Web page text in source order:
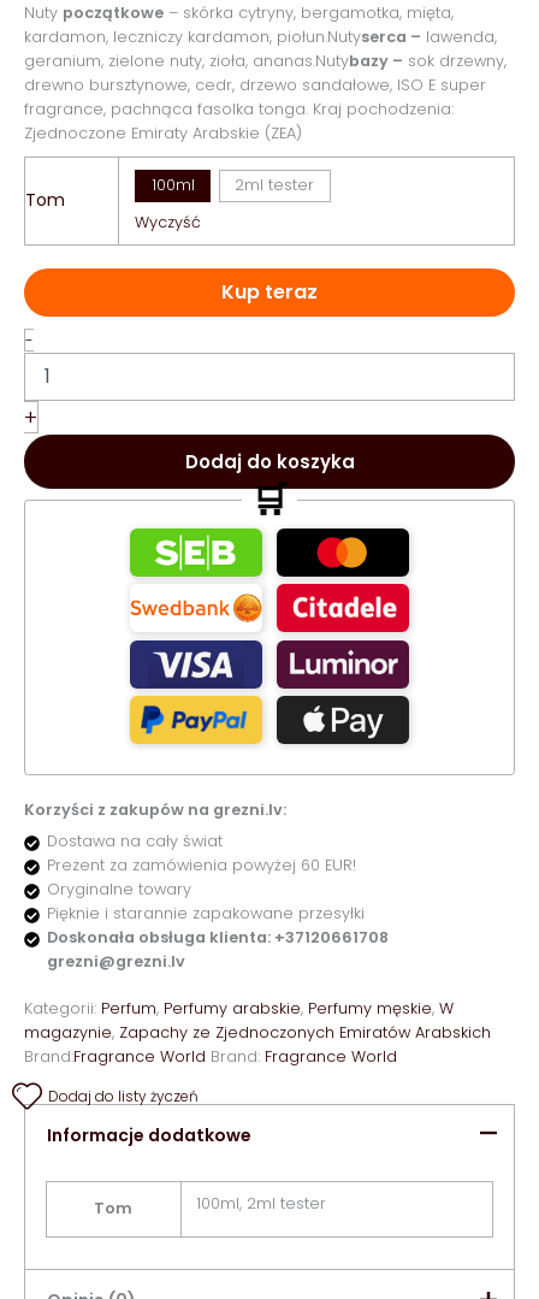
do
34,00 €
Nuty początkowe – skórka cytryny, bergamotka, mięta,
kardamon, leczniczy kardamon, piołun.Nutyserca – lawenda,
geranium, zielone nuty, zioła, ananas.Nutybazy – sok drzewny,
drewno bursztynowe, cedr, drzewo sandałowe, ISO E super
fragrance, pachnąca fasolka tonga. Kraj pochodzenia:
Zjednoczone Emiraty Arabskie (ZEA)
Tom
100ml
2ml tester
Wyczyść
Kup teraz
-
Canale
Di
Blue
Parfum
Arabskie
Perfumy
+
Dodaj do koszyka
🛒
Korzyści z zakupów na grezni.lv:
Dostawa na cały świat
Prezent za zamówienia powyżej 60 EUR!
Oryginalne towary
Pięknie i starannie zapakowane przesyłki
Doskonała obsługa klienta: +37120661708
grezni@grezni.lv
Kategorii: Perfum, Perfumy arabskie, Perfumy męskie, W
magazynie, Zapachy ze Zjednoczonych Emiratów Arabskich
Brand:Fragrance World Brand: Fragrance World
Dodaj do listy życzeń
Informacje dodatkowe
Tom 100ml, 2ml tester